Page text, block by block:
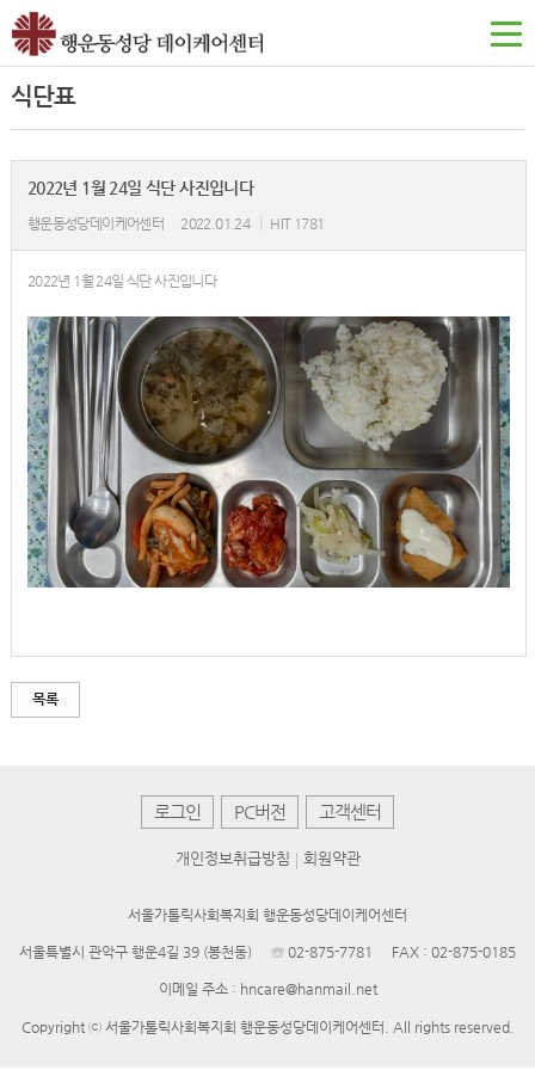
식단표
2022년 1월 24일 식단 사진입니다
행운동성당데이케어센터 2022.01.24 HIT 1781
2022년 1월 24일 식단 사진입니다
목록
로그인 PC버전 고객센터
개인정보취급방침 회원약관
서울가톨릭사회복지회 행운동성당데이케어센터
서울특별시 관악구 행운4길 39 (봉천동) ☏ 02-875-7781 FAX : 02-875-0185
이메일 주소 : hncare@hanmail.net
Copyright ⓒ 서울가톨릭사회복지회 행운동성당데이케어센터. All rights reserved.